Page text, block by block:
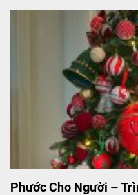
Phước Cho Người –